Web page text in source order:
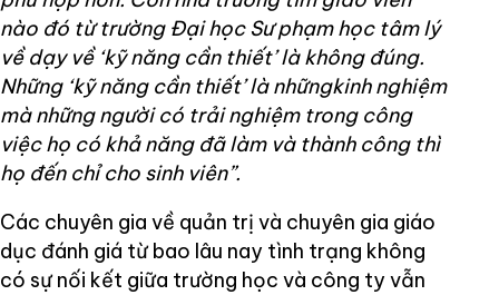
nào đó từ trường Đại học Sư phạm học tâm lý
về dạy về ‘kỹ năng cần thiết’ là không đúng.
Những ‘kỹ năng cần thiết’ là nhữngkinh nghiệm
mà những người có trải nghiệm trong công
việc họ có khả năng đã làm và thành công thì
họ đến chỉ cho sinh viên”.
Các chuyên gia về quản trị và chuyên gia giáo
dục đánh giá từ bao lâu nay tình trạng không
có sự nối kết giữa trường học và công ty vẫn